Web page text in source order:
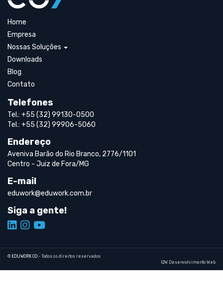
Home
Empresa
Nossas Soluções
Downloads
Blog
Contato
Telefones
Tel.: +55 (32) 99130-0500
Tel.: +55 (32) 99906-5060
Endereço
Aveniva Barão do Rio Branco, 2776/1101
Centro - Juiz de Fora/MG
E-mail
eduwork@eduwork.com.br
Siga a gente!
© EDUWORK CO - Todos os direitos reservados
I2W Desenvolvimento Web